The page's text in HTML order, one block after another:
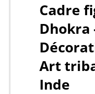
Cadre
Dhokra
Art
Inde